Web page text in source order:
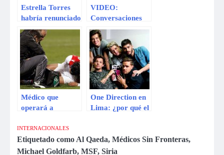
Estrella Torres
habría renunciado
a Corazón
Serrano tras
golpear a
Thamara Gómez
VIDEO:
Conversaciones
de Florcita Polo y
Rey Nieves
revelarían que
escándalo fue
‘armado’
Médico que
operará a
Falcao ve difícil
que llegue al
Mundial
One Direction en
Lima: ¿por qué el
INTERNACIONALES
Etiquetado como Al Qaeda, Médicos Sin Fronteras,
Michael Goldfarb, MSF, Siria